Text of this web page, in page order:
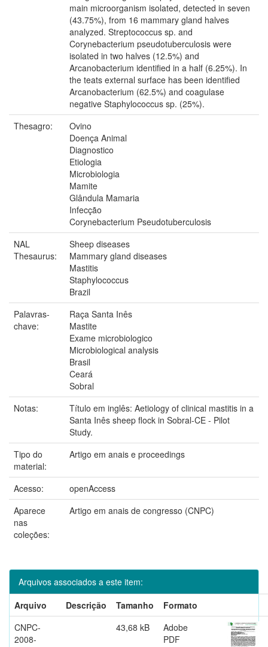
main microorganism isolated, detected in seven
(43.75%), from 16 mammary gland halves
analyzed. Streptococcus sp. and
Corynebacterium pseudotuberculosis were
isolated in two halves (12.5%) and
Arcanobacterium identified in a half (6.25%). In
the teats external surface has been identified
Arcanobacterium (62.5%) and coagulase
negative Staphylococcus sp. (25%).
Thesagro:
Ovino
Doença Animal
Diagnostico
Etiologia
Microbiologia
Mamite
Glândula Mamaria
Infecção
Corynebacterium Pseudotuberculosis
NAL
Thesaurus:
Sheep diseases
Mammary gland diseases
Mastitis
Staphylococcus
Brazil
Palavras-
chave:
Raça Santa Inês
Mastite
Exame microbiologico
Microbiological analysis
Brasil
Ceará
Sobral
Notas:
Título em inglês: Aetiology of clinical mastitis in a
Santa Inês sheep flock in Sobral-CE - Pilot
Study.
Tipo do
material:
Artigo em anais e proceedings
Acesso:
openAccess
Aparece
nas
coleções:
Artigo em anais de congresso (CNPC)
Arquivos associados a este item:
Arquivo
Descrição Tamanho
Formato
CNPC-
2008-
43,68 kB
Adobe
PDF